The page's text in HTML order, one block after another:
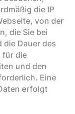
die IP
von der
die Sie bei
die Dauer des
für die
und den
Eine
erfolgt